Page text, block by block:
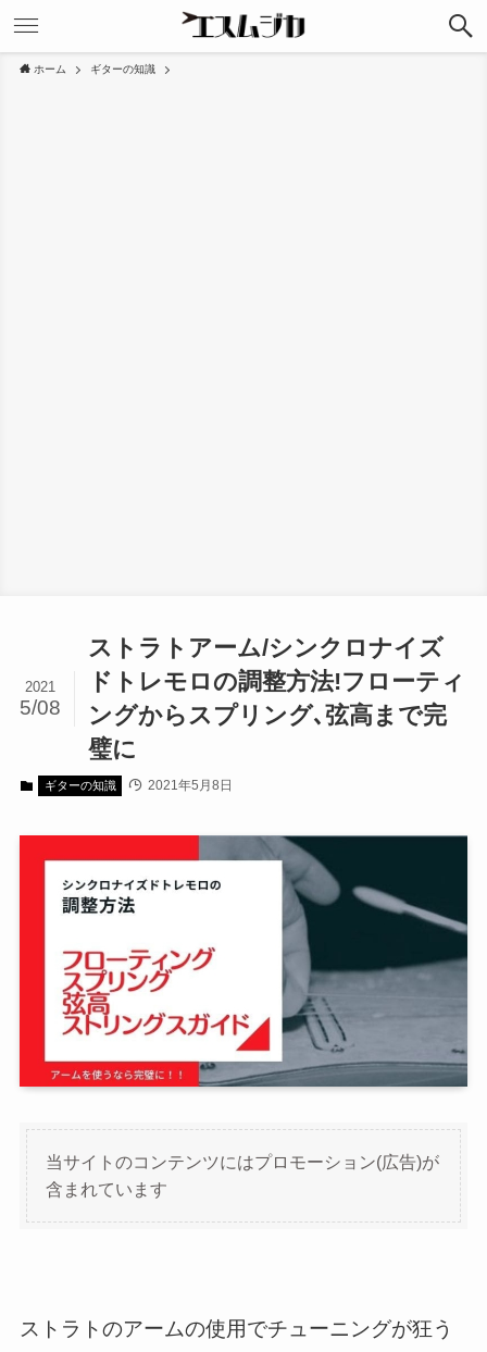
ホーム ギターの知識
ストラトアーム/シンクロナイズ
ドトレモロの調整方法!フローティ
ングからスプリング､弦高まで完
璧に
2021
5/08
ギターの知識 2021年5月8日
当サイトのコンテンツにはプロモーション(広告)が
含まれています
ストラトのアームの使用でチューニングが狂う